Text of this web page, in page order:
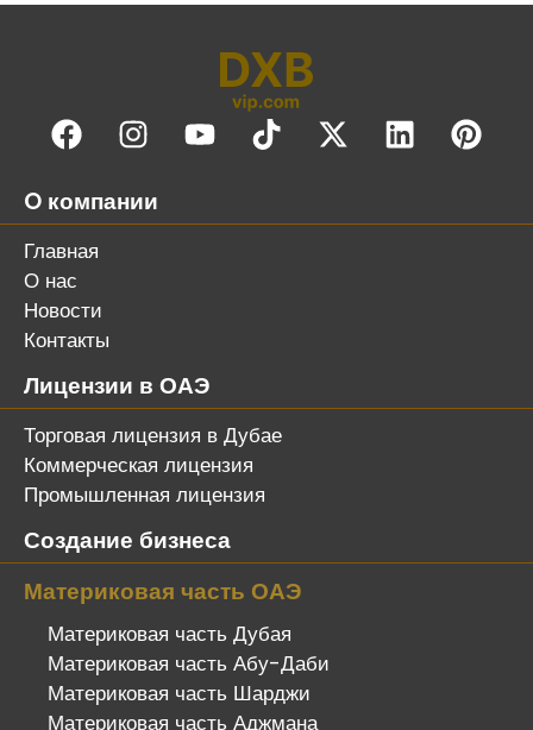
O компании
Главная
О нас
Новости
Контакты
Лицензии в ОАЭ
Торговая лицензия в Дубае
Коммерческая лицензия
Промышленная лицензия
Создание бизнеса
Материковая часть ОАЭ
Материковая часть Дубая
Материковая часть Абу-Даби
Материковая часть Шарджи
Материковая часть Аджмана